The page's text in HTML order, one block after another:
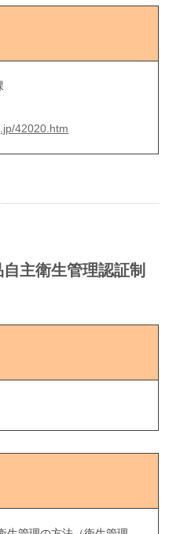
42020.htm
主衛生管理認証制